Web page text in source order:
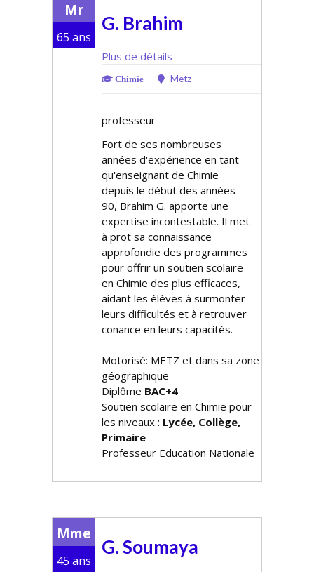
Mr
65 ans
G. Brahim
Plus de détails
Chimie Metz
professeur
Fort de ses nombreuses
années d'expérience en tant
qu'enseignant de Chimie
depuis le début des années
90, Brahim G. apporte une
expertise incontestable. Il met
à profit sa connaissance
approfondie des programmes
pour offrir un soutien scolaire
en Chimie des plus efficaces,
aidant les élèves à surmonter
leurs difficultés et à retrouver
confiance en leurs capacités.
Motorisé: METZ et dans sa zone
géographique
Diplôme BAC+4
Soutien scolaire en Chimie pour
les niveaux : Lycée, Collège,
Primaire
Professeur Education Nationale
Mme
45 ans
G. Soumaya